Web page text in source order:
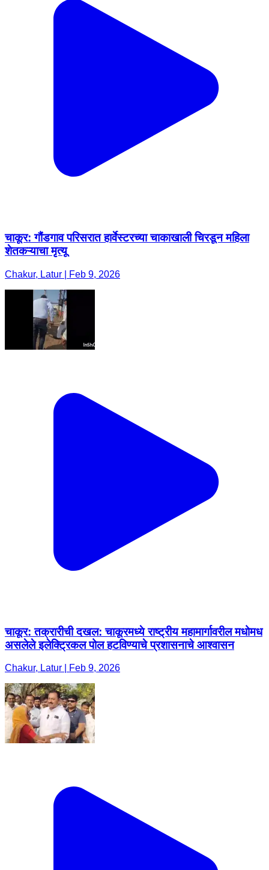
चाकूर: गौंडगाव परिसरात हार्वेस्टरच्या चाकाखाली चिरडून महिला
शेतकऱ्याचा मृत्यू
Chakur, Latur | Feb 9, 2026
चाकूर: तक्रारीची दखल: चाकूरमध्ये राष्ट्रीय महामार्गावरील मधोमध
असलेले इलेक्ट्रिकल पोल हटविण्याचे प्रशासनाचे आश्वासन
Chakur, Latur | Feb 9, 2026